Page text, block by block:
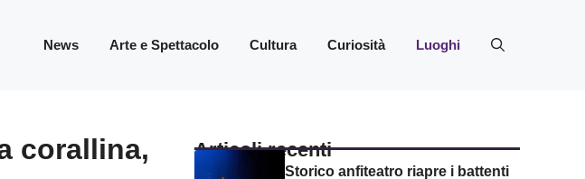
News Arte e Spettacolo Cultura Curiosità Luoghi
corallina,
Articoli recenti
Storico anfiteatro riapre i battenti